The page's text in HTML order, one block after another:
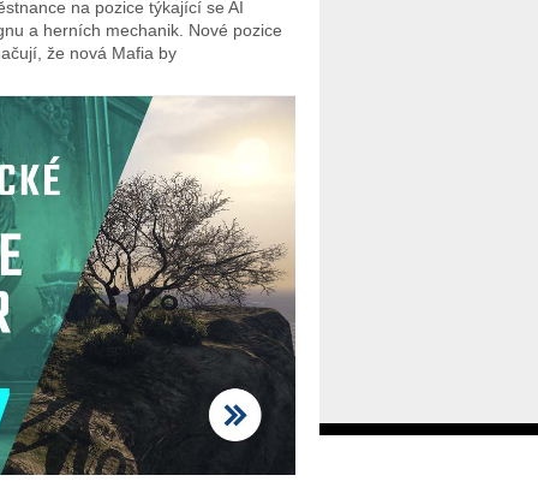
na pozice týkající se AI
a herních mechanik. Nové pozice
že nová Mafia by